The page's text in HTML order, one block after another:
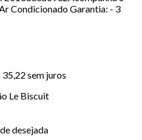
Condicionado Garantia: - 3
35,22 sem juros
Le Biscuit
desejada